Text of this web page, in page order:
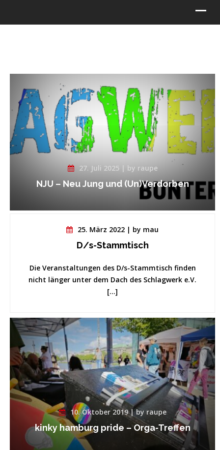
27. Juli 2025 | by raupe
NJU – Neu Jung und (Un)Verdorben
25. März 2022 | by mau
D/s-Stammtisch
Die Veranstaltungen des D/s-Stammtisch finden
nicht länger unter dem Dach des Schlagwerk e.V.
[…]
10. Oktober 2019 | by raupe
kinky hamburg pride – Orga-Treffen